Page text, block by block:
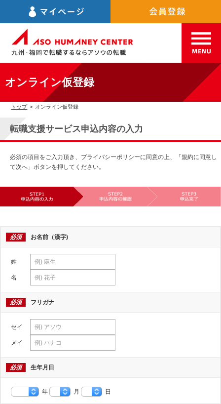
オンライン仮登録
トップ > オンライン仮登録
転職支援サービス申込内容の入力
必須の項目をご入力頂き、プライバシーポリシーに同意の上、「規約に同意し
て次へ」ボタンを押してください。
必須 お名前（漢字)
姓
名
必須 フリガナ
セイ
メイ
必須 生年月日
年 月 日